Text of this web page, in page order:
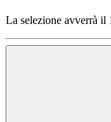
La selezione avverrà il